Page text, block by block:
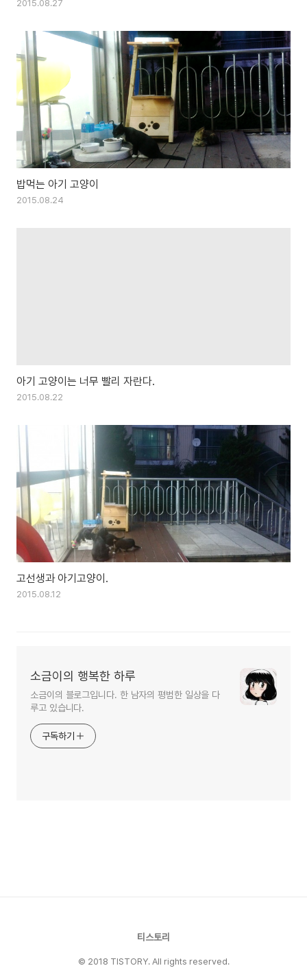
2015.08.27
밥먹는 아기 고양이
2015.08.24
아기 고양이는 너무 빨리 자란다.
2015.08.22
고선생과 아기고양이.
2015.08.12
소금이의 행복한 하루
소금이의 블로그입니다. 한 남자의 평범한 일상을 다
루고 있습니다.
구독하기
티스토리
© 2018 TISTORY. All rights reserved.